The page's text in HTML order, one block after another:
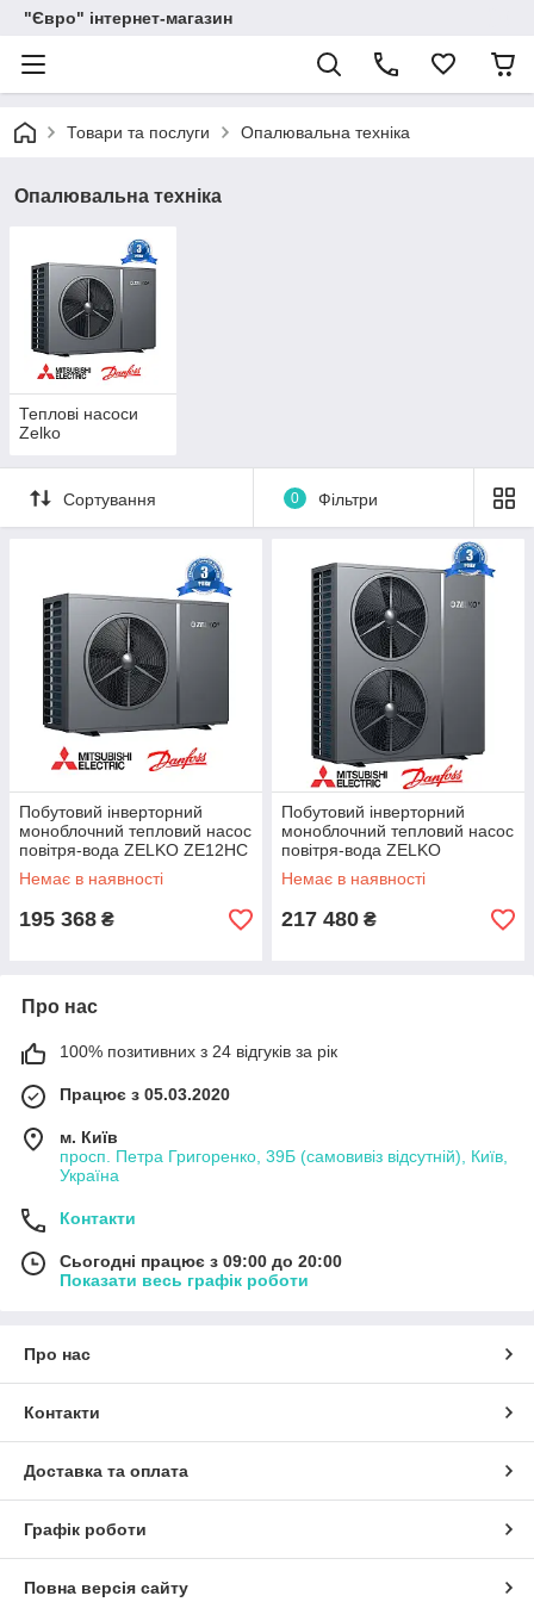
"Євро" інтернет-магазин
Товари та послуги Опалювальна техніка
Опалювальна техніка
Теплові насоси
Zelko
Сортування 0 Фільтри
Побутовий інверторний
моноблочний тепловий насос
повітря-вода ZELKO ZE12HC
(12 кВт) Агрегат- Mitsubishi
Немає в наявності
195 368 ₴
Побутовий інверторний
моноблочний тепловий насос
повітря-вода ZELKO
ZE16HCT (16,05 кВт) Агрегат-
Mitsubishi
Немає в наявності
217 480 ₴
Про нас
100% позитивних з 24 відгуків за рік
Працює з 05.03.2020
м. Київ
просп. Петра Григоренко, 39Б (самовивіз відсутній), Київ,
Україна
Контакти
Сьогодні працює з 09:00 до 20:00
Показати весь графік роботи
Про нас
Контакти
Доставка та оплата
Графік роботи
Повна версія сайту